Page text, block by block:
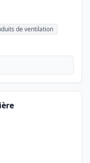
de ventilation